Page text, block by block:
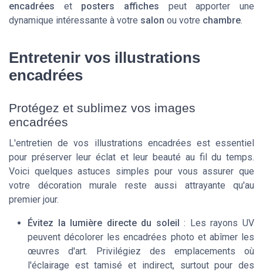
encadrées et posters affiches peut apporter une
dynamique intéressante à votre salon ou votre chambre.
Entretenir vos illustrations
encadrées
Protégez et sublimez vos images
encadrées
L'entretien de vos illustrations encadrées est essentiel
pour préserver leur éclat et leur beauté au fil du temps.
Voici quelques astuces simples pour vous assurer que
votre décoration murale reste aussi attrayante qu'au
premier jour.
Évitez la lumière directe du soleil
: Les rayons UV
peuvent décolorer les encadrées photo et abîmer les
œuvres d'art. Privilégiez des emplacements où
l'éclairage est tamisé et indirect, surtout pour des